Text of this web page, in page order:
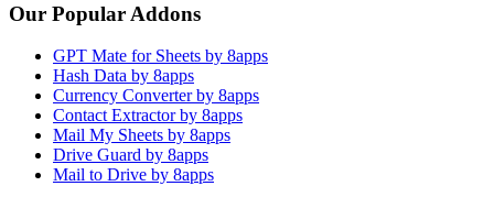
Our Popular Addons
GPT Mate for Sheets by 8apps
Hash Data by 8apps
Currency Converter by 8apps
Contact Extractor by 8apps
Mail My Sheets by 8apps
Drive Guard by 8apps
Mail to Drive by 8apps